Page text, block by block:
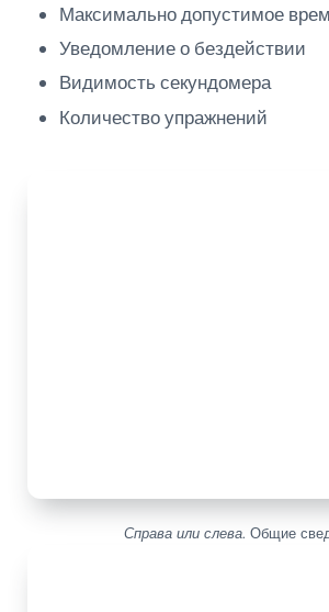
Максимально допустимое
Уведомление о бездействии
Видимость секундомера
Количество упражнений
Справа или слева. Общие